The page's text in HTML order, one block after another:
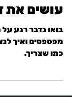
וואטסאפ
עושים את
בואו נדבר רגע
מפספסים ואיך